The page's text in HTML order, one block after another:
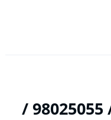
تصليح ثلاجات المطلاع / 98025055 /